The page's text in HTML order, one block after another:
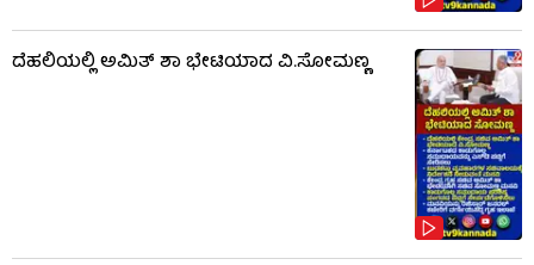
ದೆಹಲಿಯಲ್ಲಿ ಅಮಿತ್ ಶಾ ಭೇಟಿಯಾದ ವಿ.ಸೋಮಣ್ಣ